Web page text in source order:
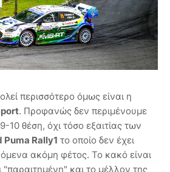
περισσότερο όμως είναι η
. Προφανώς δεν περιμένουμε
θέση, όχι τόσο εξαιτίας των
Puma Rally1 το οποίο δεν έχει
ακόμη φέτος. Το κακό είναι
"παραιτημένη" και το μέλλον της